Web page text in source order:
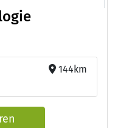
144km